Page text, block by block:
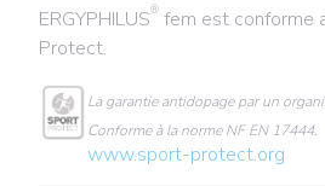
ERGYPHILUS® fem est conforme
Protect.
La garantie antidopage par un
Conforme à la norme NF EN 17444.
www.sport-protect.org